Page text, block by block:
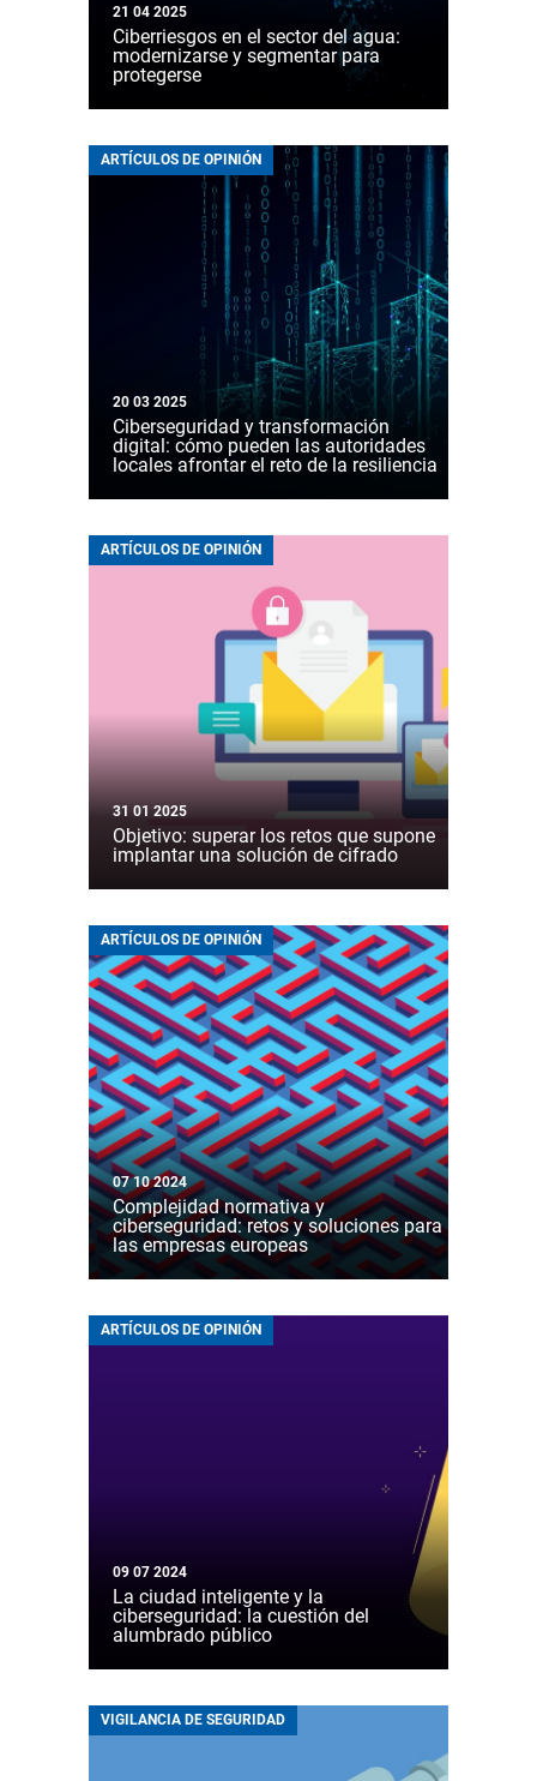
21 04 2025
Ciberriesgos en el sector del agua:
modernizarse y segmentar para
protegerse
ARTÍCULOS DE OPINIÓN
20 03 2025
Ciberseguridad y transformación
digital: cómo pueden las autoridades
locales afrontar el reto de la resiliencia
ARTÍCULOS DE OPINIÓN
31 01 2025
Objetivo: superar los retos que supone
implantar una solución de cifrado
ARTÍCULOS DE OPINIÓN
07 10 2024
Complejidad normativa y
ciberseguridad: retos y soluciones para
las empresas europeas
ARTÍCULOS DE OPINIÓN
09 07 2024
La ciudad inteligente y la
ciberseguridad: la cuestión del
alumbrado público
VIGILANCIA DE SEGURIDAD